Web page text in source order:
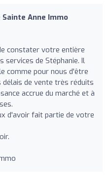
Anne Immo
constater votre entière
services de Stéphanie. Il
comme pour nous d'être
de vente très réduits
accrue du marché et à
d'avoir fait partie de votre